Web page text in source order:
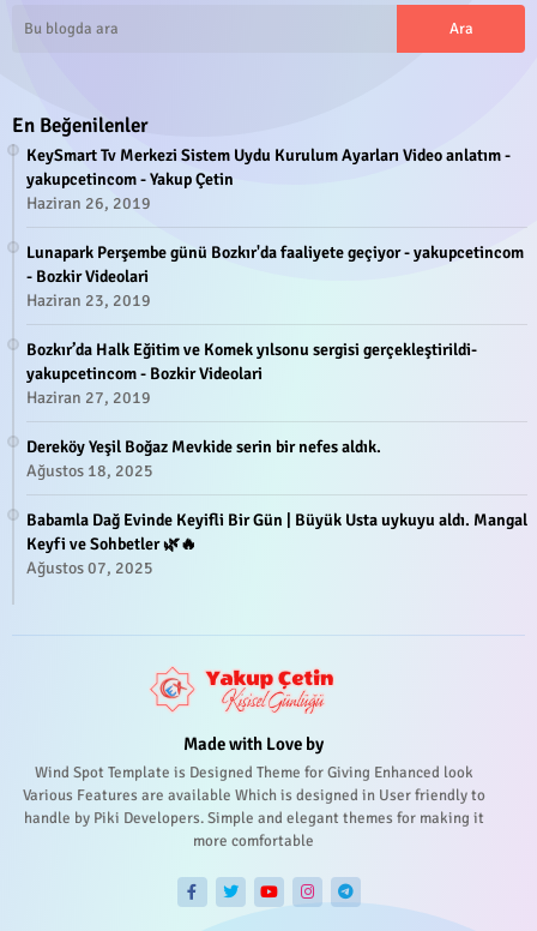
En Beğenilenler
KeySmart Tv Merkezi Sistem Uydu Kurulum Ayarları Video anlatım -
yakupcetincom - Yakup Çetin
Haziran 26, 2019
Lunapark Perşembe günü Bozkır'da faaliyete geçiyor - yakupcetincom
- Bozkir Videolari
Haziran 23, 2019
Bozkır’da Halk Eğitim ve Komek yılsonu sergisi gerçekleştirildi-
yakupcetincom - Bozkir Videolari
Haziran 27, 2019
Dereköy Yeşil Boğaz Mevkide serin bir nefes aldık.
Ağustos 18, 2025
Babamla Dağ Evinde Keyifli Bir Gün | Büyük Usta uykuyu aldı. Mangal
Keyfi ve Sohbetler 🌿🔥
Ağustos 07, 2025
Made with Love by
Wind Spot Template is Designed Theme for Giving Enhanced look
Various Features are available Which is designed in User friendly to
handle by Piki Developers. Simple and elegant themes for making it
more comfortable